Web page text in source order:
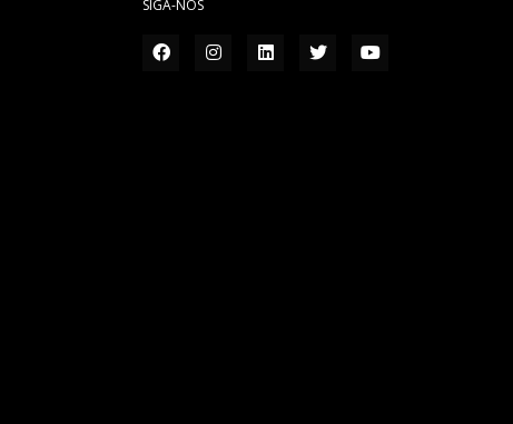
SIGA-NOS